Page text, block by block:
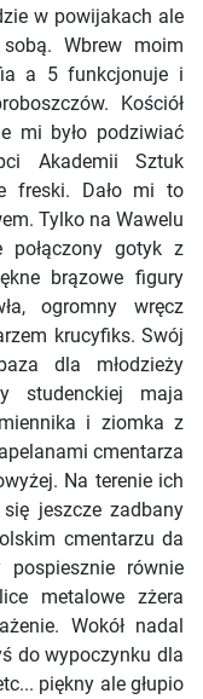
w powijakach ale
Wbrew moim
a 5 funkcjonuje i
Kościół
mi było podziwiać
Akademii Sztuk
freski. Dało mi to
Tylko na Wawelu
połączony gotyk z
brązowe figury
ogromny wręcz
krucyfiks. Swój
dla młodzieży
studenckiej maja
i ziomka z
cmentarza
Na terenie ich
jeszcze zadbany
cmentarzu da
równie
metalowe zżera
Wokół nadal
do wypoczynku dla
piękny ale głupio